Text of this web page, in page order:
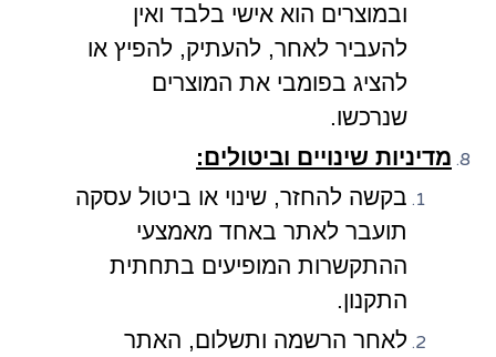
ובמוצרים הוא אישי בלבד ואין
להעביר לאחר, להעתיק, להפיץ או
להציג בפומבי את המוצרים
שנרכשו.
מדיניות שינויים וביטולים:
בקשה להחזר, שינוי או ביטול עסקה
תועבר לאתר באחד מאמצעי
ההתקשרות המופיעים בתחתית
התקנון.
לאחר הרשמה ותשלום, האתר